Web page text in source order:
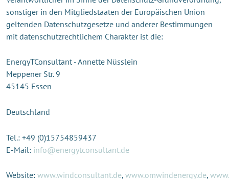
sonstiger in den Mitgliedstaaten der Europäischen Union
geltenden Datenschutzgesetze und anderer Bestimmungen
mit datenschutzrechtlichem Charakter ist die:
EnergyTConsultant - Annette Nüsslein
Meppener Str. 9
45145 Essen
Deutschland
Tel.: +49 (0)15754859437
E-Mail: info@energytconsultant.de
Website: www.windconsultant.de, www.omwindenergy.de,